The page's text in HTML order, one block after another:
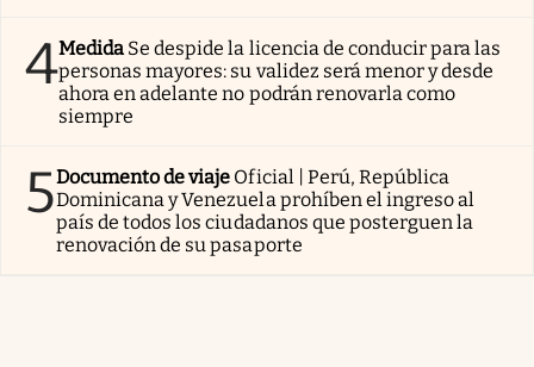
4Medida Se despide la licencia de conducir para las
personas mayores: su validez será menor y desde
ahora en adelante no podrán renovarla como
siempre
5Documento de viaje Oficial | Perú, República
Dominicana y Venezuela prohíben el ingreso al
país de todos los ciudadanos que posterguen la
renovación de su pasaporte